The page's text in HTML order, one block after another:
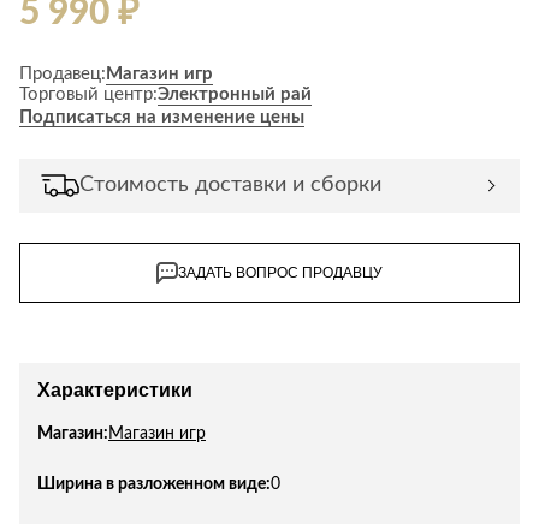
сна
Кровати
Матрасы
Кухонные
Средства
индивидуальной
5 990 ₽
Продавец: Магазин игр
Торговый центр:Электронный рай
Подписаться на изменение цены
Стоимость доставки и сборки
ЗАДАТЬ ВОПРОС ПРОДАВЦУ
Характеристики
Магазин: Магазин игр
Ширина в разложенном виде:0